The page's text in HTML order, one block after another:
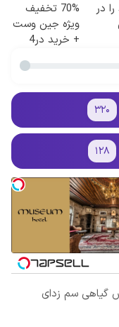
در
70% تخفیف
ویژه جین وست
+ خرید در4
۳۲۰
۱۲۸
گیاهی سم زدای